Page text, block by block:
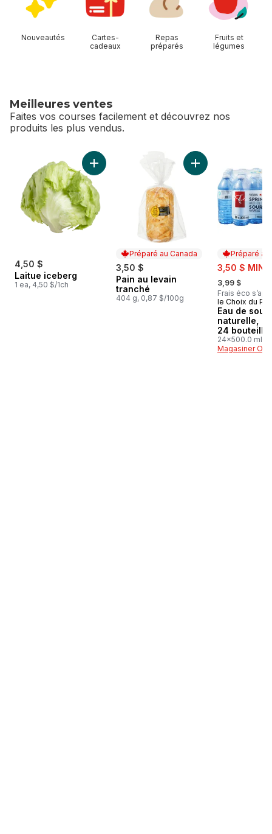
Nouveautés
Cartes-
cadeaux
Repas
préparés
Fruits et
légumes
Meilleures ventes
Faites vos courses facilement et découvrez nos
produits les plus vendus.
sauter Meilleures ventes
4,50 $
Laitue iceberg
1 ea, 4,50 $/1ch
Ajouter Laitue iceberg au panier
Préparé au Canada
3,50 $
Préparé au Canada
Pain au levain
tranché
404 g, 0,87 $/100g
Ajouter Pain au
Préparé au
sale:
3,50 $ MIN 2
, formerly:
3,99 $
Frais éco
Préparé au
le Choix du
Eau de
naturelle,
24
24x500.0 ml,
0,03 $/100ml
Magasiner